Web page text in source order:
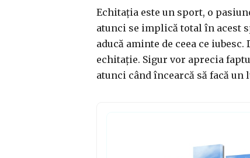
Echitația este un sport, o
atunci se implică total în acest
aducă aminte de ceea ce
echitație. Sigur vor aprecia
atunci când încearcă să facă